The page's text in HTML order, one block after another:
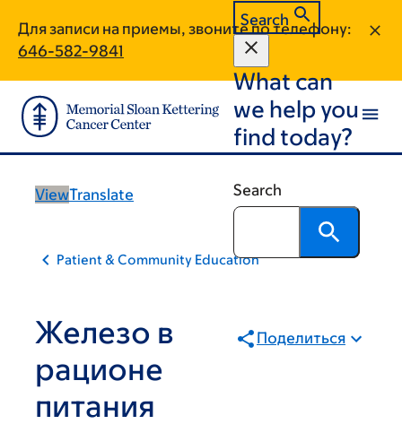
main
content
footer
Для записи на приемы, звоните по телефону:
646-582-9841
Search
What can
we help you
find today?
Search
tabs
ViewTranslate
Patient & Community Education
Железо в
рационе
питания
Поделиться